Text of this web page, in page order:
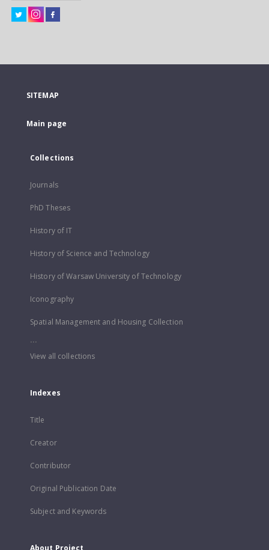
SITEMAP
Main page
Collections
Journals
PhD Theses
History of IT
History of Science and Technology
History of Warsaw University of Technology
Iconography
Spatial Management and Housing Collection
...
View all collections
Indexes
Title
Creator
Contributor
Original Publication Date
Subject and Keywords
About Project